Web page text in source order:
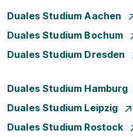
Duales Studium Aachen
Duales Studium Bochum
Duales Studium Dresden
Duales Studium Hamburg
Duales Studium Leipzig
Duales Studium Rostock